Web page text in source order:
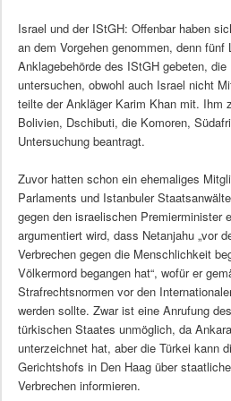
Israel und der IStGH: Offenbar haben
an dem Vorgehen genommen, denn fünf
Anklagebehörde des IStGH gebeten,
untersuchen, obwohl auch Israel nicht
teilte der Ankläger Karim Khan mit. Ihm
Bolivien, Dschibuti, die Komoren,
Untersuchung beantragt.
Zuvor hatten schon ein ehemaliges
Parlaments und Istanbuler
gegen den israelischen Premierminister
argumentiert wird, dass Netanjahu „vor
Verbrechen gegen die Menschlichkeit
Völkermord begangen hat“, wofür er
Strafrechtsnormen vor den
werden sollte. Zwar ist eine Anrufung
türkischen Staates unmöglich, da
unterzeichnet hat, aber die Türkei kann
Gerichtshofs in Den Haag über
Verbrechen informieren.